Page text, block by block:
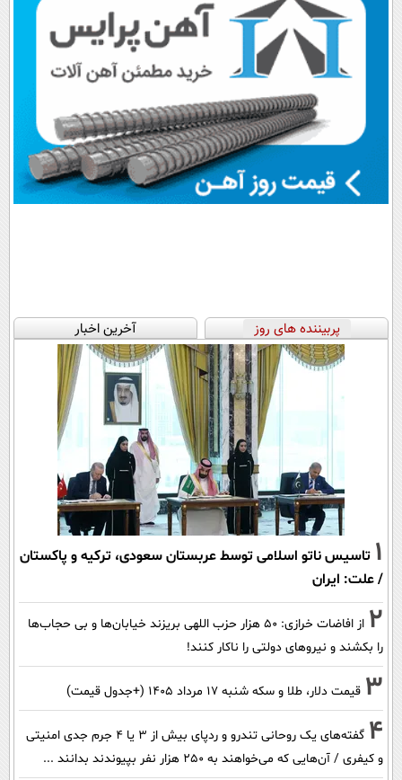
پربیننده های روز آخرین اخبار
1 تاسیس ناتو اسلامی توسط عربستان سعودی، ترکیه و پاکستان
/ علت: ایران
2
از افاضات خرازی: ۵۰ هزار حزب اللهی بریزند خیابان‌ها و بی حجاب‌ها
را بکشند و نیرو‌های دولتی را ناکار کنند!
3 قیمت دلار، طلا و سکه شنبه ۱۷ مرداد ۱۴۰۵ (+جدول قیمت)
4
گفته‌های یک روحانی تندرو و ردپای بیش از ۳ یا ۴ جرم جدی امنیتی
و کیفری / آن‌هایی که می‌خواهند به ۲۵۰ هزار نفر بپیوندند بدانند ...